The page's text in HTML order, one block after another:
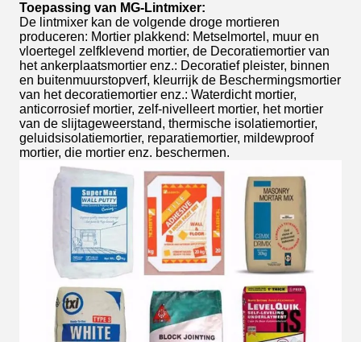
Toepassing van MG-Lintmixer:
De lintmixer kan de volgende droge mortieren
produceren: Mortier plakkend: Metselmortel, muur en
vloertegel zelfklevend mortier, de Decoratiemortier van
het ankerplaatsmortier enz.: Decoratief pleister, binnen
en buitenmuurstopverf, kleurrijk de Beschermingsmortier
van het decoratiemortier enz.: Waterdicht mortier,
anticorrosief mortier, zelf-nivelleert mortier, het mortier
van de slijtageweerstand, thermische isolatiemortier,
geluidsisolatiemortier, reparatiemortier, mildewproof
mortier, die mortier enz. beschermen.